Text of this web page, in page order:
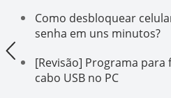
Como desbloquear
senha em uns minutos?
[Revisão] Programa
cabo USB no PC